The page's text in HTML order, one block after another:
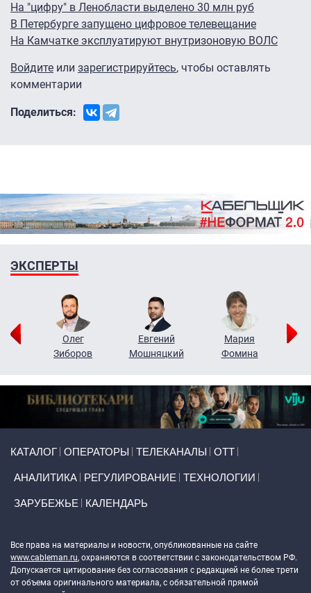
На "цифру" в Ленобласти выделено 30 млн руб
В Петербурге запущено цифровое телевещание
На Камчатке эксплуатируют внутризоновую ВОЛС
Войдите или зарегистрируйтесь, чтобы оставлять
комментарии
Поделиться:
ЭКСПЕРТЫ
Олег
Зиборов
Евгений
Мошняцкий
Мария
Фомина
КАТАЛОГ ОПЕРАТОРЫ ТЕЛЕКАНАЛЫ ОТТ
АНАЛИТИКА РЕГУЛИРОВАНИЕ ТЕХНОЛОГИИ
ЗАРУБЕЖЬЕ КАЛЕНДАРЬ
Все права на материалы и новости, опубликованные на сайте
www.cableman.ru, охраняются в соответствии с законодательством РФ.
Допускается цитирование без согласования с редакцией не более трети
от объема оригинального материала, с обязательной прямой